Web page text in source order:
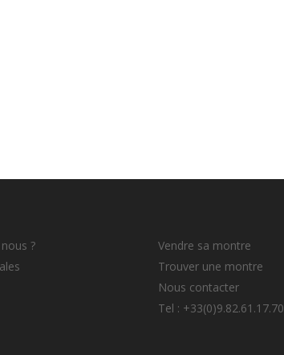
?
Vendre sa montre
Trouver une montre
Nous contacter
Tel : +33(0)9.82.61.17.70